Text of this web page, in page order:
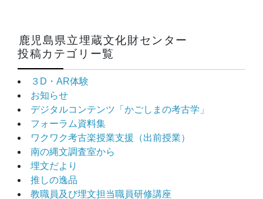
鹿児島県立埋蔵文化財センター
投稿カテゴリー覧
３D・AR体験
お知らせ
デジタルコンテンツ「かごしまの考古学」
フォーラム資料集
ワクワク考古楽授業支援（出前授業）
南の縄文調査室から
埋文だより
推しの逸品
教職員及び埋文担当職員研修講座